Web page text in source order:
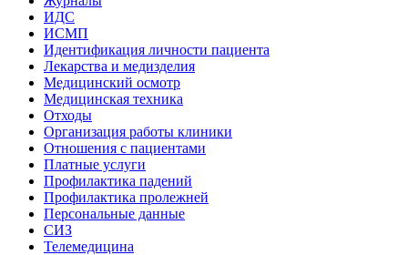
ИДС
ИСМП
Идентификация личности пациента
Лекарства и медизделия
Медицинский осмотр
Медицинская техника
Отходы
Организация работы клиники
Отношения с пациентами
Платные услуги
Профилактика падений
Профилактика пролежней
Персональные данные
СИЗ
Телемедицина